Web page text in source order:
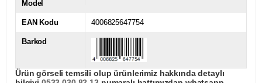
Model
EAN Kodu 4006825647754
Barkod
Ürün görseli temsili olup ürünlerimiz hakkında detaylı